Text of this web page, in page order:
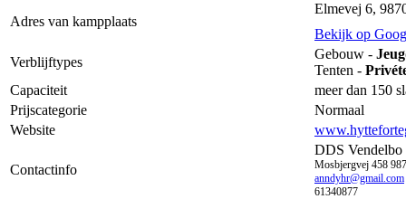
Adres van kampplaats
Elmevej 6,
Bekijk op
Verblijftypes
Gebouw -
Tenten -
Capaciteit
meer dan 150
Prijscategorie
Normaal
Website
Contactinfo
DDS
Mosbjergvej 458
anndyhr@gmail.com
61340877